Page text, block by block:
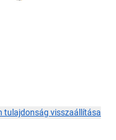
tulajdonság visszaállítása